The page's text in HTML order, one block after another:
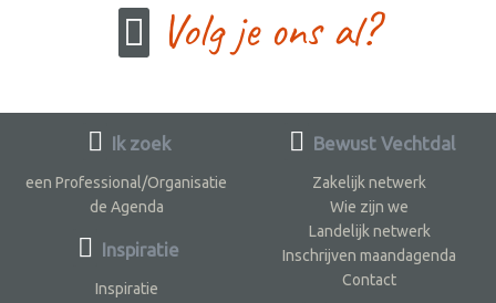
Volg je ons al?
Ik zoek
een Professional/Organisatie
de Agenda
Inspiratie
Inspiratie
Bewust Vechtdal
Zakelijk netwerk
Wie zijn we
Landelijk netwerk
Inschrijven maandagenda
Contact